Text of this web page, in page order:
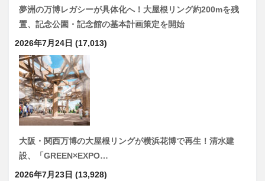
夢洲の万博レガシーが具体化へ！大屋根リング約200mを残
置、記念公園・記念館の基本計画策定を開始
2026年7月24日 (17,013)
大阪・関西万博の大屋根リングが横浜花博で再生！清水建
設、「GREEN×EXPO…
2026年7月23日 (13,928)